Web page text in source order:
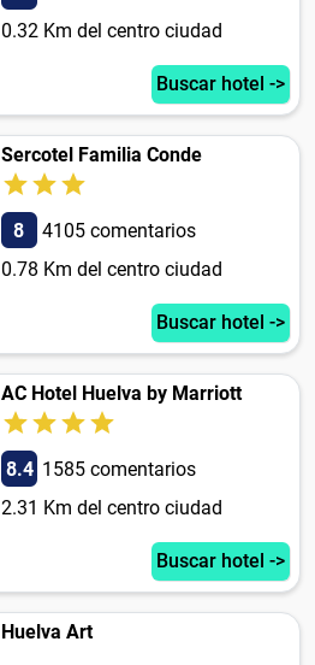
0.32 Km del centro ciudad
Buscar hotel ->
Sercotel Familia Conde
8
4105 comentarios
0.78 Km del centro ciudad
Buscar hotel ->
AC Hotel Huelva by Marriott
8.4 1585 comentarios
2.31 Km del centro ciudad
Buscar hotel ->
Huelva Art